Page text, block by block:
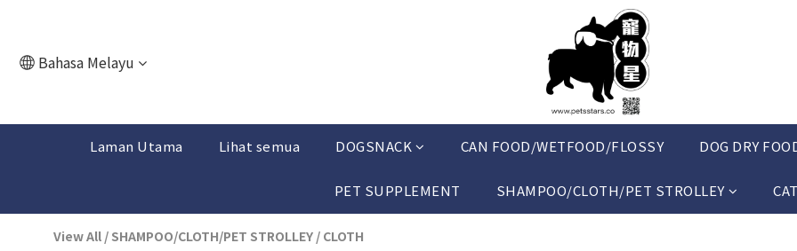
Bahasa Melayu
Laman Utama Lihat semua DOGSNACK CAN FOOD/WETFOOD/FLOSSY DOG DRY
PET SUPPLEMENT SHAMPOO/CLOTH/PET STROLLEY
View All / SHAMPOO/CLOTH/PET STROLLEY / CLOTH